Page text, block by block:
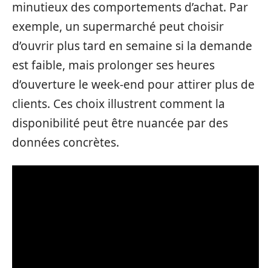
minutieux des comportements d’achat. Par
exemple, un supermarché peut choisir
d’ouvrir plus tard en semaine si la demande
est faible, mais prolonger ses heures
d’ouverture le week-end pour attirer plus de
clients. Ces choix illustrent comment la
disponibilité peut être nuancée par des
données concrètes.